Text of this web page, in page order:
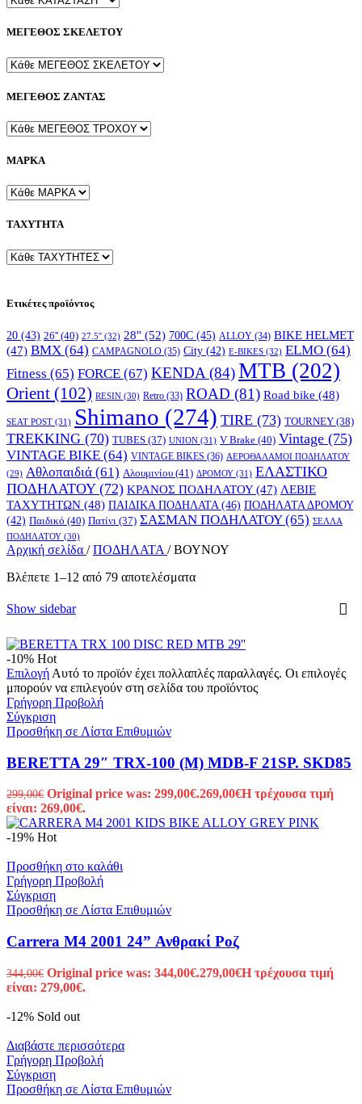
ΜΕΓΕΘΟΣ ΣΚΕΛΕΤΟΥ
ΜΕΓΕΘΟΣ ΖΑΝΤΑΣ
ΜΑΡΚΑ
ΤΑΧΥΤΗΤΑ
Ετικέτες προϊόντος
20 (43) 26'' (40) 27.5'' (32) 28'' (52) 700C (45) ALLOY (34) BIKE HELMET
(47) BMX (64) CAMPAGNOLO (35) City (42) E-BIKES (32) ELMO (64)
Fitness (65) FORCE (67) KENDA (84)MTB (202)
Orient (102) RESIN (30) Retro (33) ROAD (81) Road bike (48)
SEAT POST (31) Shimano (274) TIRE (73) TOURNEY (38)
TREKKING (70) TUBES (37) UNION (31) V Brake (40) Vintage (75)
VINTAGE BIKE (64) VINTAGE BIKES (36) ΑΕΡΟΘΑΛΑΜΟΙ ΠΟΔΗΛΑΤΟΥ
(29) Αθλοπαιδιά (61) Αλουμινίου (41) ΔΡΟΜΟΥ (31) ΕΛΑΣΤΙΚΟ
ΠΟΔΗΛΑΤΟΥ(72) ΚΡΑΝΟΣ ΠΟΔΗΛΑΤΟΥ(47) ΛΕΒΙΕ
ΤΑΧΥΤΗΤΩΝ (48) ΠΑΙΔΙΚΑ ΠΟΔΗΛΑΤΑ (46) ΠΟΔΗΛΑΤΑ ΔΡΟΜΟΥ
(42) Παιδικό (40) Πατίνι (37) ΣΑΣΜΑΝ ΠΟΔΗΛΑΤΟΥ(65) ΣΕΛΛΑ
ΠΟΔΗΛΑΤΟΥ (30)
Αρχική σελίδα / ΠΟΔΗΛΑΤΑ / ΒΟΥΝΟΥ
Βλέπετε 1–12 από 79 αποτελέσματα
Show sidebar
-10% Hot
Επιλογή Αυτό το προϊόν έχει πολλαπλές παραλλαγές. Οι επιλογές
μπορούν να επιλεγούν στη σελίδα του προϊόντος
Γρήγορη Προβολή
Σύγκριση
Προσθήκη σε Λίστα Επιθυμιών
BERETTA 29″ TRX-100 (M) MDB-F 21SP. SKD85
299,00€ Original price was: 299,00€.269,00€Η τρέχουσα τιμή
είναι: 269,00€.
-19% Hot
Προσθήκη στο καλάθι
Γρήγορη Προβολή
Σύγκριση
Προσθήκη σε Λίστα Επιθυμιών
Carrera M4 2001 24” Ανθρακί Ροζ
344,00€ Original price was: 344,00€.279,00€Η τρέχουσα τιμή
είναι: 279,00€.
-12% Sold out
Διαβάστε περισσότερα
Γρήγορη Προβολή
Σύγκριση
Προσθήκη σε Λίστα Επιθυμιών